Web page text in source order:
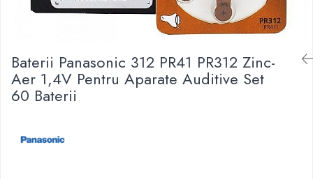
Lanterne
Lampi
Kit-uri vlogging
Convertoare tensiune
Baterii Zinc-Aer
Baterii Panasonic 312 PR41 PR312 Zinc-
Aer 1,4V Pentru Aparate Auditive Set
60 Baterii